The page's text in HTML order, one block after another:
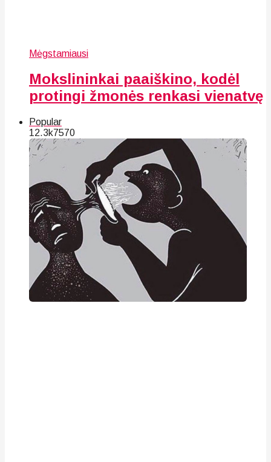
Mėgstamiausi
Mokslininkai paaiškino, kodėl
protingi žmonės renkasi vienatvę
Popular
12.3k7570